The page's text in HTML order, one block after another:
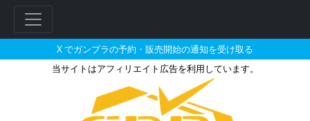
X でガンプラの予約・販売開始の通知を受け取る
当サイトはアフィリエイト広告を利用しています。
HGUC 1/144 MS-06S シャア専